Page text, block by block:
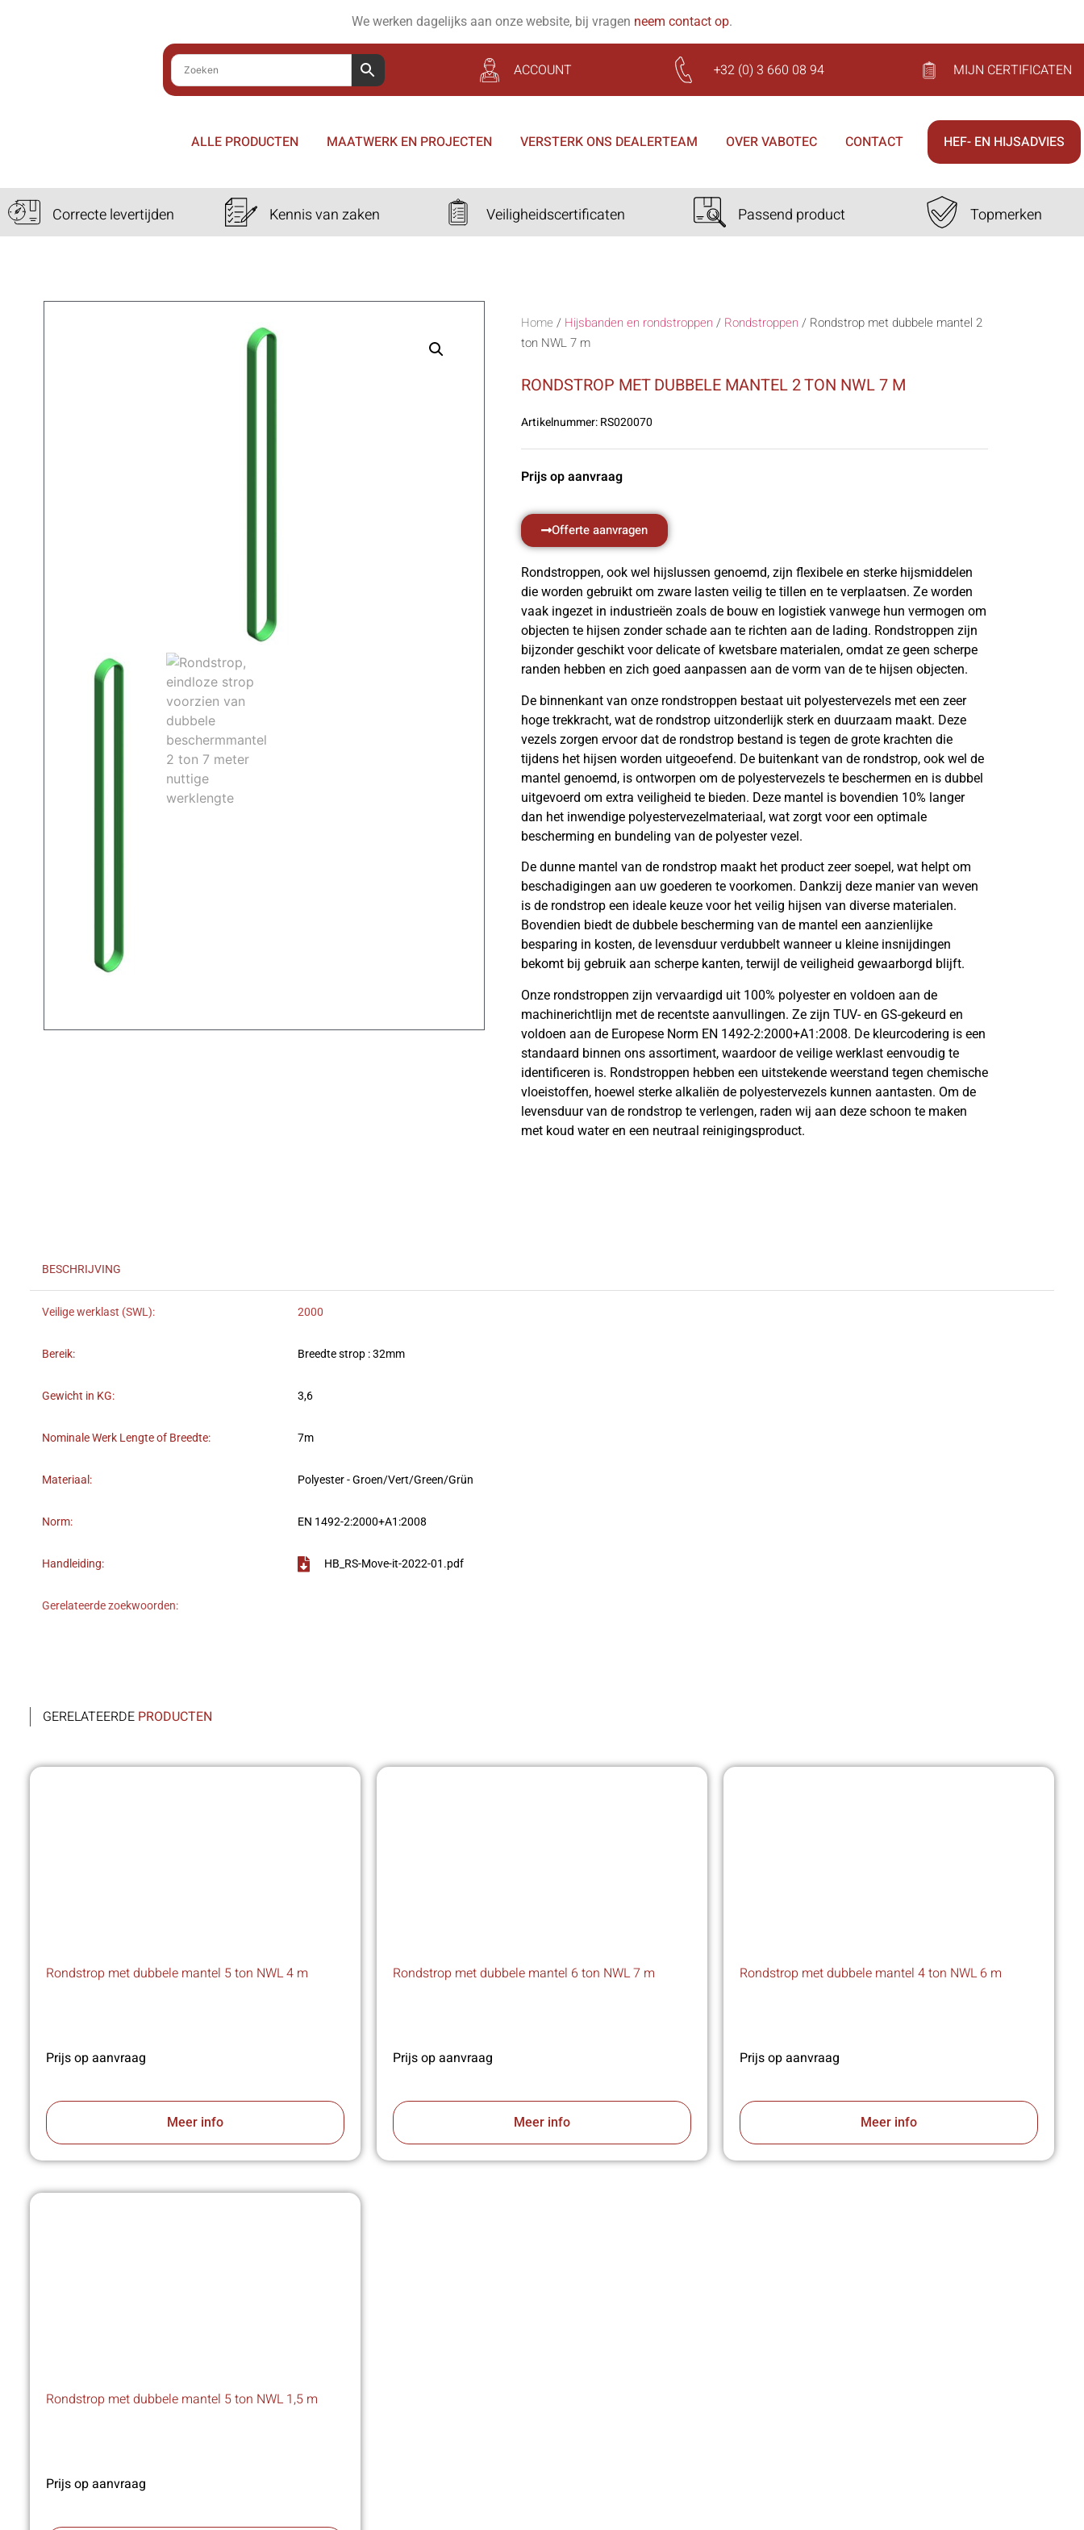
We werken dagelijks aan onze website, bij vragen neem contact op.
ACCOUNT +32 (0) 3 660 08 94 MIJN CERTIFICATEN
ALLE PRODUCTEN MAATWERK EN PROJECTEN VERSTERK ONS DEALERTEAM OVER VABOTEC CONTACT HEF- EN HIJSADVIES
Correcte levertijden Kennis van zaken Veiligheidscertificaten Passend product Topmerken
Home / Hijsbanden en rondstroppen / Rondstroppen / Rondstrop met dubbele mantel 2
ton NWL 7 m
RONDSTROP MET DUBBELE MANTEL 2 TON NWL 7 M
Artikelnummer:RS020070
Prijs op aanvraag
Offerte aanvragen
Rondstroppen, ook wel hijslussen genoemd, zijn flexibele en sterke hijsmiddelen
die worden gebruikt om zware lasten veilig te tillen en te verplaatsen. Ze worden
vaak ingezet in industrieën zoals de bouw en logistiek vanwege hun vermogen om
objecten te hijsen zonder schade aan te richten aan de lading. Rondstroppen zijn
bijzonder geschikt voor delicate of kwetsbare materialen, omdat ze geen scherpe
randen hebben en zich goed aanpassen aan de vorm van de te hijsen objecten.
De binnenkant van onze rondstroppen bestaat uit polyestervezels met een zeer
hoge trekkracht, wat de rondstrop uitzonderlijk sterk en duurzaam maakt. Deze
vezels zorgen ervoor dat de rondstrop bestand is tegen de grote krachten die
tijdens het hijsen worden uitgeoefend. De buitenkant van de rondstrop, ook wel de
mantel genoemd, is ontworpen om de polyestervezels te beschermen en is dubbel
uitgevoerd om extra veiligheid te bieden. Deze mantel is bovendien 10% langer
dan het inwendige polyestervezelmateriaal, wat zorgt voor een optimale
bescherming en bundeling van de polyester vezel.
De dunne mantel van de rondstrop maakt het product zeer soepel, wat helpt om
beschadigingen aan uw goederen te voorkomen. Dankzij deze manier van weven
is de rondstrop een ideale keuze voor het veilig hijsen van diverse materialen.
Bovendien biedt de dubbele bescherming van de mantel een aanzienlijke
besparing in kosten, de levensduur verdubbelt wanneer u kleine insnijdingen
bekomt bij gebruik aan scherpe kanten, terwijl de veiligheid gewaarborgd blijft.
Onze rondstroppen zijn vervaardigd uit 100% polyester en voldoen aan de
machinerichtlijn met de recentste aanvullingen. Ze zijn TUV- en GS-gekeurd en
voldoen aan de Europese Norm EN 1492-2:2000+A1:2008. De kleurcodering is een
standaard binnen ons assortiment, waardoor de veilige werklast eenvoudig te
identificeren is. Rondstroppen hebben een uitstekende weerstand tegen chemische
vloeistoffen, hoewel sterke alkaliën de polyestervezels kunnen aantasten. Om de
levensduur van de rondstrop te verlengen, raden wij aan deze schoon te maken
met koud water en een neutraal reinigingsproduct.
BESCHRIJVING
Veilige werklast (SWL): 2000
Bereik: Breedte strop : 32mm
Gewicht in KG: 3,6
Nominale Werk Lengte of Breedte: 7m
Materiaal: Polyester - Groen/Vert/Green/Grün
Norm: EN 1492-2:2000+A1:2008
Handleiding: HB_RS-Move-it-2022-01.pdf
Gerelateerde zoekwoorden:
GERELATEERDE PRODUCTEN
Rondstrop met dubbele mantel 5 ton NWL 4 m
Prijs op aanvraag
Meer info
Rondstrop met dubbele mantel 6 ton NWL 7 m
Prijs op aanvraag
Meer info
Rondstrop met dubbele mantel 4 ton NWL 6 m
Prijs op aanvraag
Meer info
Rondstrop met dubbele mantel 5 ton NWL 1,5 m
Prijs op aanvraag